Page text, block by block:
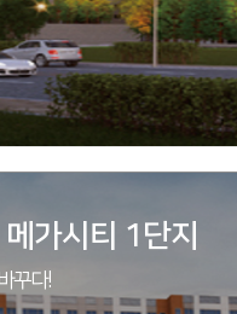
보기
가시티 1단지
꾸다!